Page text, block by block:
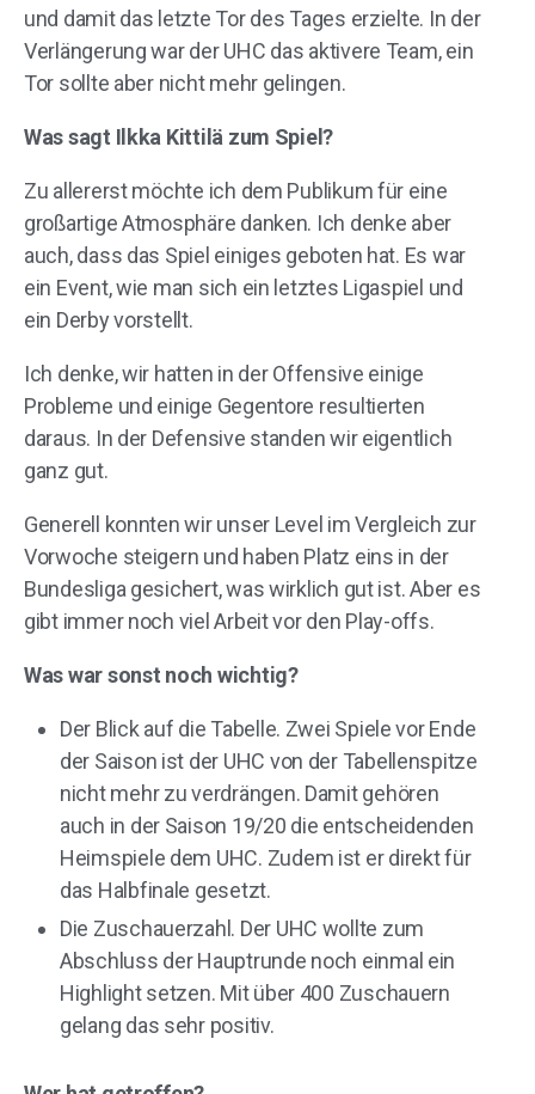
und damit das letzte Tor des Tages erzielte. In der
Verlängerung war der UHC das aktivere Team, ein
Tor sollte aber nicht mehr gelingen.
Was sagt Ilkka Kittilä zum Spiel?
Zu allererst möchte ich dem Publikum für eine
großartige Atmosphäre danken. Ich denke aber
auch, dass das Spiel einiges geboten hat. Es war
ein Event, wie man sich ein letztes Ligaspiel und
ein Derby vorstellt.
Ich denke, wir hatten in der Offensive einige
Probleme und einige Gegentore resultierten
daraus. In der Defensive standen wir eigentlich
ganz gut.
Generell konnten wir unser Level im Vergleich zur
Vorwoche steigern und haben Platz eins in der
Bundesliga gesichert, was wirklich gut ist. Aber es
gibt immer noch viel Arbeit vor den Play-offs.
Was war sonst noch wichtig?
Der Blick auf die Tabelle. Zwei Spiele vor Ende
der Saison ist der UHC von der Tabellenspitze
nicht mehr zu verdrängen. Damit gehören
auch in der Saison 19/20 die entscheidenden
Heimspiele dem UHC. Zudem ist er direkt für
das Halbfinale gesetzt.
Die Zuschauerzahl. Der UHC wollte zum
Abschluss der Hauptrunde noch einmal ein
Highlight setzen. Mit über 400 Zuschauern
gelang das sehr positiv.